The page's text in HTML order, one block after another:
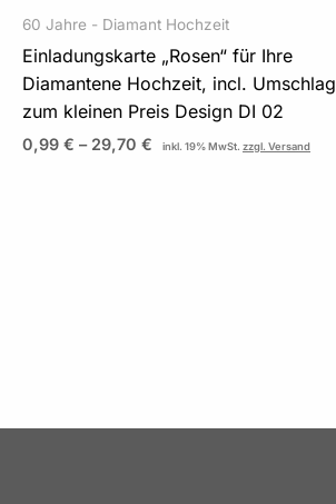
60 Jahre - Diamant Hochzeit
Einladungskarte „Rosen“ für Ihre
Diamantene Hochzeit, incl. Umschlag
zum kleinen Preis Design DI 02
0,99 € – 29,70 € inkl. 19% MwSt. zzgl. Versand